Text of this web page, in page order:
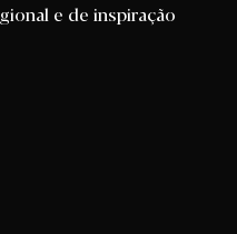
e de inspiração